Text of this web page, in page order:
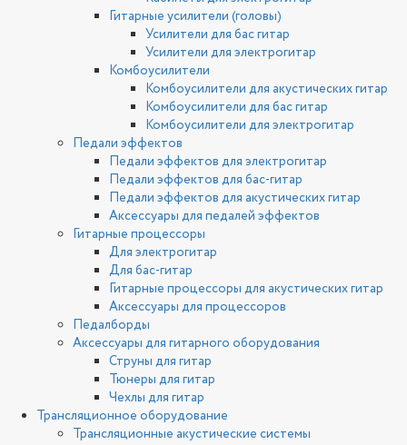
Гитарные усилители (головы)
Усилители для бас гитар
Усилители для электрогитар
Комбоусилители
Комбоусилители для акустических гитар
Комбоусилители для бас гитар
Комбоусилители для электрогитар
Педали эффектов
Педали эффектов для электрогитар
Педали эффектов для бас-гитар
Педали эффектов для акустических гитар
Аксессуары для педалей эффектов
Гитарные процессоры
Для электрогитар
Для бас-гитар
Гитарные процессоры для акустических гитар
Аксессуары для процессоров
Педалборды
Аксессуары для гитарного оборудования
Струны для гитар
Тюнеры для гитар
Чехлы для гитар
Трансляционное оборудование
Трансляционные акустические системы